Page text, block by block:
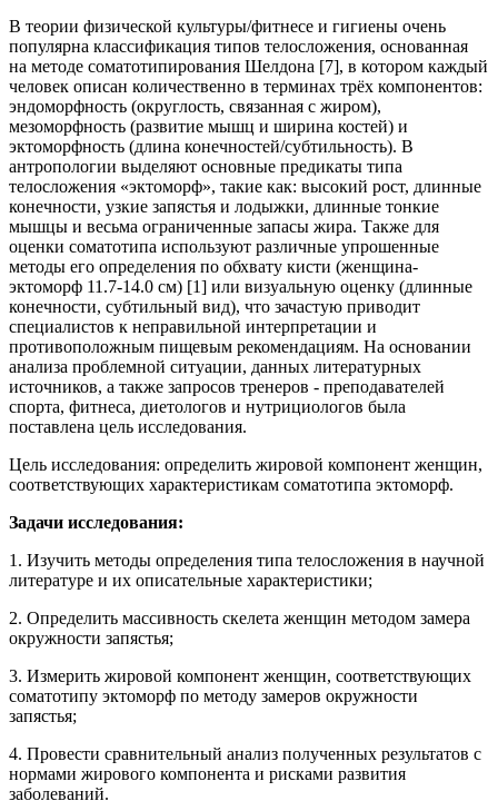
В теории физической культуры/фитнесе и гигиены очень
популярна классификация типов телосложения, основанная
на методе соматотипирования Шелдона [7], в котором каждый
человек описан количественно в терминах трёх компонентов:
эндоморфность (округлость, связанная с жиром),
мезоморфность (развитие мышц и ширина костей) и
эктоморфность (длина конечностей/субтильность). В
антропологии выделяют основные предикаты типа
телосложения «эктоморф», такие как: высокий рост, длинные
конечности, узкие запястья и лодыжки, длинные тонкие
мышцы и весьма ограниченные запасы жира. Также для
оценки соматотипа используют различные упрошенные
методы его определения по обхвату кисти (женщина-
эктоморф 11.7-14.0 см) [1] или визуальную оценку (длинные
конечности, субтильный вид), что зачастую приводит
специалистов к неправильной интерпретации и
противоположным пищевым рекомендациям. На основании
анализа проблемной ситуации, данных литературных
источников, а также запросов тренеров - преподавателей
спорта, фитнеса, диетологов и нутрициологов была
поставлена цель исследования.
Цель исследования: определить жировой компонент женщин,
соответствующих характеристикам соматотипа эктоморф.
Задачи исследования:
1. Изучить методы определения типа телосложения в научной
литературе и их описательные характеристики;
2. Определить массивность скелета женщин методом замера
окружности запястья;
3. Измерить жировой компонент женщин, соответствующих
соматотипу эктоморф по методу замеров окружности
запястья;
4. Провести сравнительный анализ полученных результатов с
нормами жирового компонента и рисками развития
заболеваний.